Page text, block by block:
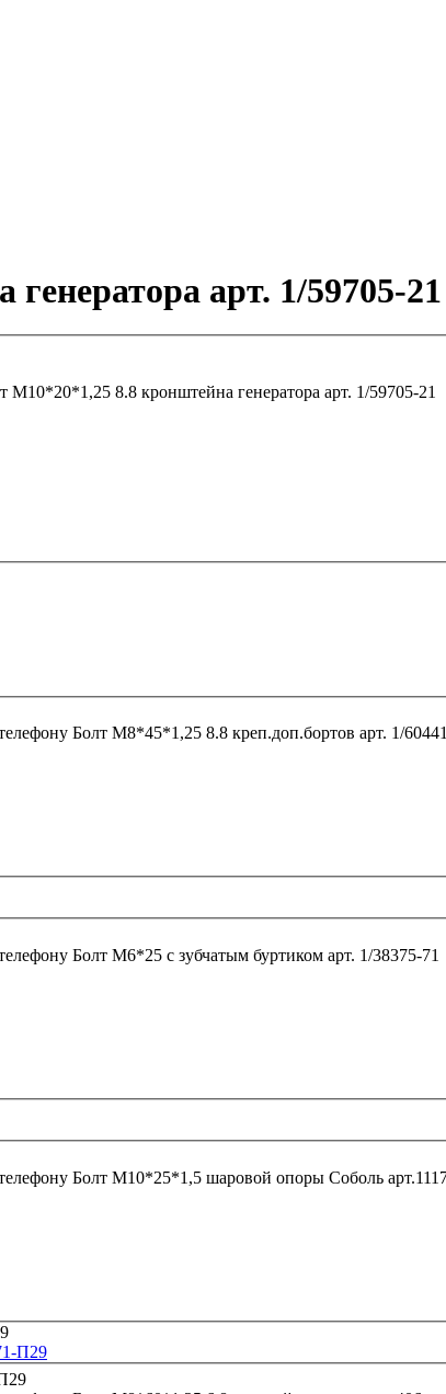
арт. 1/59705-21
Болт М10*20*1,25 8.8 кронштейна генератора арт. 1/59705-21
Болт М8*45*1,25 8.8 креп.доп.бортов
Болт М6*25 с зубчатым буртиком арт. 1/38375-71
Болт М10*25*1,5 шаровой опоры Соболь
П29